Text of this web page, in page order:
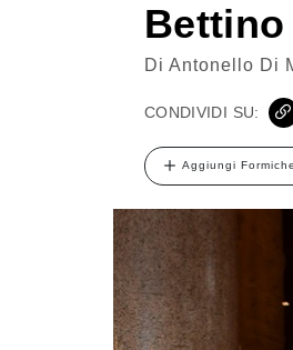
Di Antonello Di
CONDIVIDI SU:
Aggiungi